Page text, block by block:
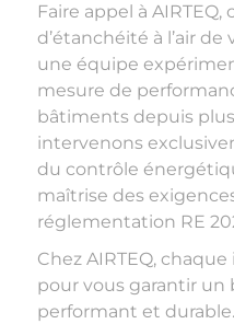
Faire appel à AIRTEQ,
d’étanchéité à l’air
une équipe
mesure de
bâtiments depuis plus
intervenons
du contrôle
maîtrise des
réglementation RE
Chez AIRTEQ,
pour vous garantir
performant et